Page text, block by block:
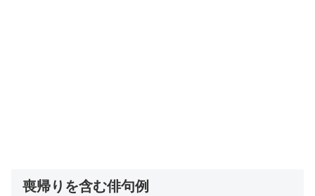
喪帰りを含む俳句例